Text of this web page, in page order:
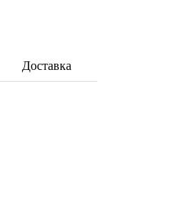
Доставка